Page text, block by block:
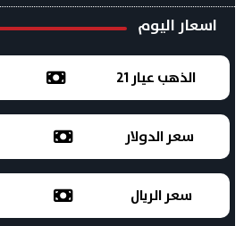
اسعار اليوم
الذهب عيار 21
سعر الدولار
سعر الريال